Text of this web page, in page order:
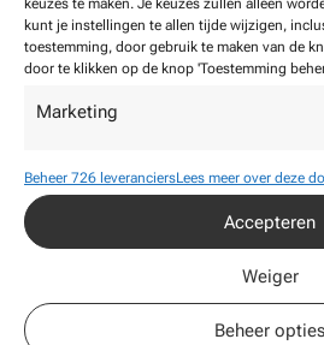
keuzes te maken. Je keuzes zullen alleen
kunt je instellingen te allen tijde wijzigen,
toestemming, door gebruik te maken van de
door te klikken op de knop 'Toestemming
Marketing
Beheer 726 leveranciersLees meer over deze
Accepteren
Weiger
Beheer opties
Digital Rocket
Digitale